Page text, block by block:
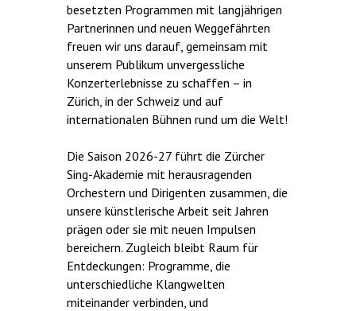
besetzten Programmen mit langjährigen
Partnerinnen und neuen Weggefährten
freuen wir uns darauf, gemeinsam mit
unserem Publikum unvergessliche
Konzerterlebnisse zu schaffen – in
Zürich, in der Schweiz und auf
internationalen Bühnen rund um die Welt!
Die Saison 2026-27 führt die Zürcher
Sing-Akademie mit herausragenden
Orchestern und Dirigenten zusammen, die
unsere künstlerische Arbeit seit Jahren
prägen oder sie mit neuen Impulsen
bereichern. Zugleich bleibt Raum für
Entdeckungen: Programme, die
unterschiedliche Klangwelten
miteinander verbinden, und